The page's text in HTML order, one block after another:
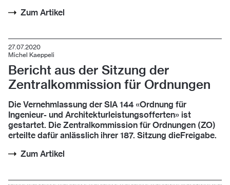
Zum Artikel
27.07.2020
Michel Kaeppeli
Bericht aus der Sitzung der
Zentralkommission für Ordnungen
Die Vernehmlassung der SIA 144 «Ordnung für
Ingenieur- und Architekturleistungsofferten» ist
gestartet. Die Zentralkommission für Ordnungen (ZO)
erteilte dafür anlässlich ihrer 187. Sitzung dieFreigabe.
Zum Artikel